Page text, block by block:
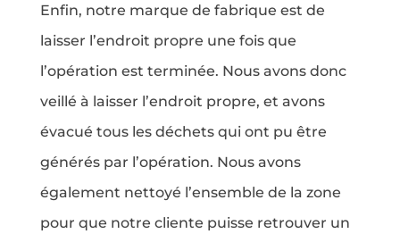
Enfin, notre marque de fabrique est de
laisser l’endroit propre une fois que
l’opération est terminée. Nous avons donc
veillé à laisser l’endroit propre, et avons
évacué tous les déchets qui ont pu être
générés par l’opération. Nous avons
également nettoyé l’ensemble de la zone
pour que notre cliente puisse retrouver un